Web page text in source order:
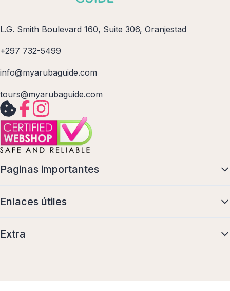
L.G. Smith Boulevard 160, Suite 306, Oranjestad
+297 732-5499
info@myarubaguide.com
tours@myarubaguide.com
Paginas importantes
Enlaces útiles
Extra